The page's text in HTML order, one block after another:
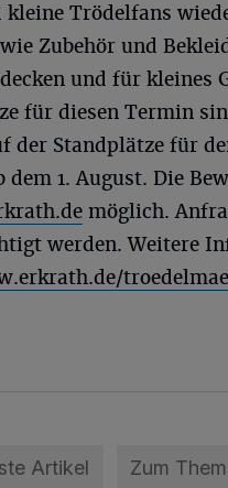
kleine Trödelfans
Zubehör und
und für kleines
für diesen Termin
der Standplätze für
dem 1. August. Die
möglich.
werden. Weitere
Artikel Zum